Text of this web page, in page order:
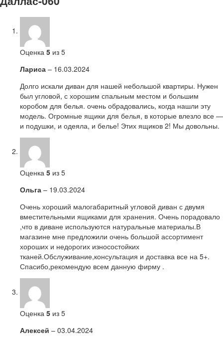
Оценка 5 из 5
Лариса – 16.03.2024
Долго искали диван для нашей небольшой квартиры. Нужен
был угловой, с хорошим спальным местом и большим
коробом для белья. очень обрадовались, когда нашли эту
модель. Огромные ящики для белья, в которые влезло все —
и подушки, и одеяла, и белье! Этих ящиков 2! Мы довольны.
Оценка 5 из 5
Ольга – 19.03.2024
Очень хороший малогабаритный угловой диван с двумя
вместительными ящиками для хранения. Очень порадовало
,что в диване используются натуральные материалы.В
магазине мне предложили очень большой ассортимент
хороших и недорогих износостойких
тканей.Обслуживание,консультация и доставка все на 5+.
Спасибо,рекомендую всем данную фирму .
Оценка 5 из 5
Алексей – 03.04.2024